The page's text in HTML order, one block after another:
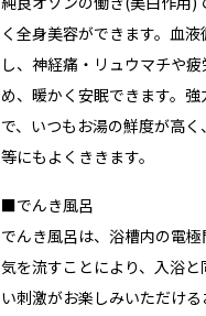
く全身美容ができます。血液
し、神経痛・リュウマチや
め、暖かく安眠できます。
で、いつもお湯の鮮度が高
等にもよくききます。
■でんき風呂
でんき風呂は、浴槽内の電
気を流すことにより、入浴と
い刺激がお楽しみいただける